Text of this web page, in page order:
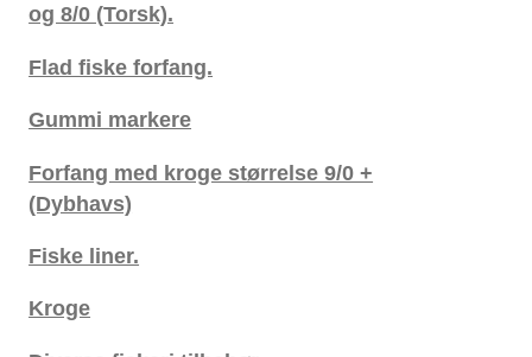
og 8/0 (Torsk).
Flad fiske forfang.
Gummi markere
Forfang med kroge størrelse 9/0 +
(Dybhavs)
Fiske liner.
Kroge